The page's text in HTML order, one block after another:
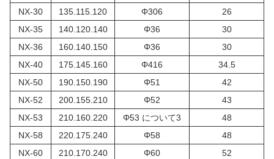
NX-30
135.115.120 Φ306
26
NX-35
140.120.140 Φ36
30
NX-36
160.140.150 Φ36
30
NX-40
175.145.160 Φ416
34.5
NX-50
190.150.190 Φ51
42
NX-52
200.155.210 Φ52
43
NX-53
210.160.220 Φ53 について3
48
NX-58
220.175.240 Φ58
48
NX-60
210.170.240 Φ60
52